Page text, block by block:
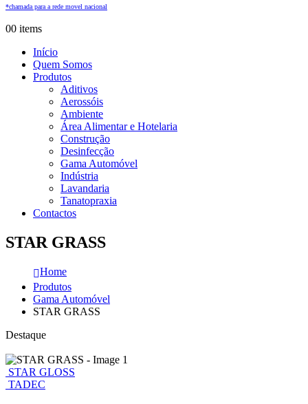
*chamada para a rede movel nacional
00 items
Início
Quem Somos
Produtos
Aditivos
Aerossóis
Ambiente
Área Alimentar e Hotelaria
Construção
Desinfecção
Gama Automóvel
Indústria
Lavandaria
Tanatopraxia
Contactos
STAR GRASS
Home
Produtos
Gama Automóvel
STAR GRASS
Destaque
STAR GLOSS
TADEC